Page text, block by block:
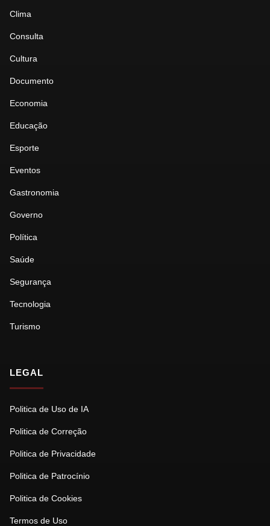
Clima
Consulta
Cultura
Documento
Economia
Educação
Esporte
Eventos
Gastronomia
Governo
Política
Saúde
Segurança
Tecnologia
Turismo
LEGAL
Politica de Uso de IA
Politica de Correção
Politica de Privacidade
Politica de Patrocínio
Politica de Cookies
Termos de Uso